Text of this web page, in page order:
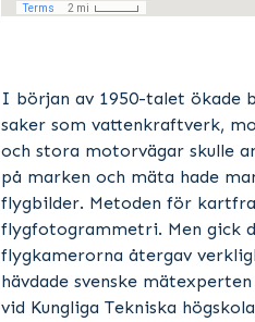
I början av 1950-talet ökade
saker som vattenkraftverk,
och stora motorvägar skulle
på marken och mäta hade
flygbilder. Metoden för
flygfotogrammetri. Men gick
flygkamerorna återgav
hävdade svenske
vid Kungliga Tekniska